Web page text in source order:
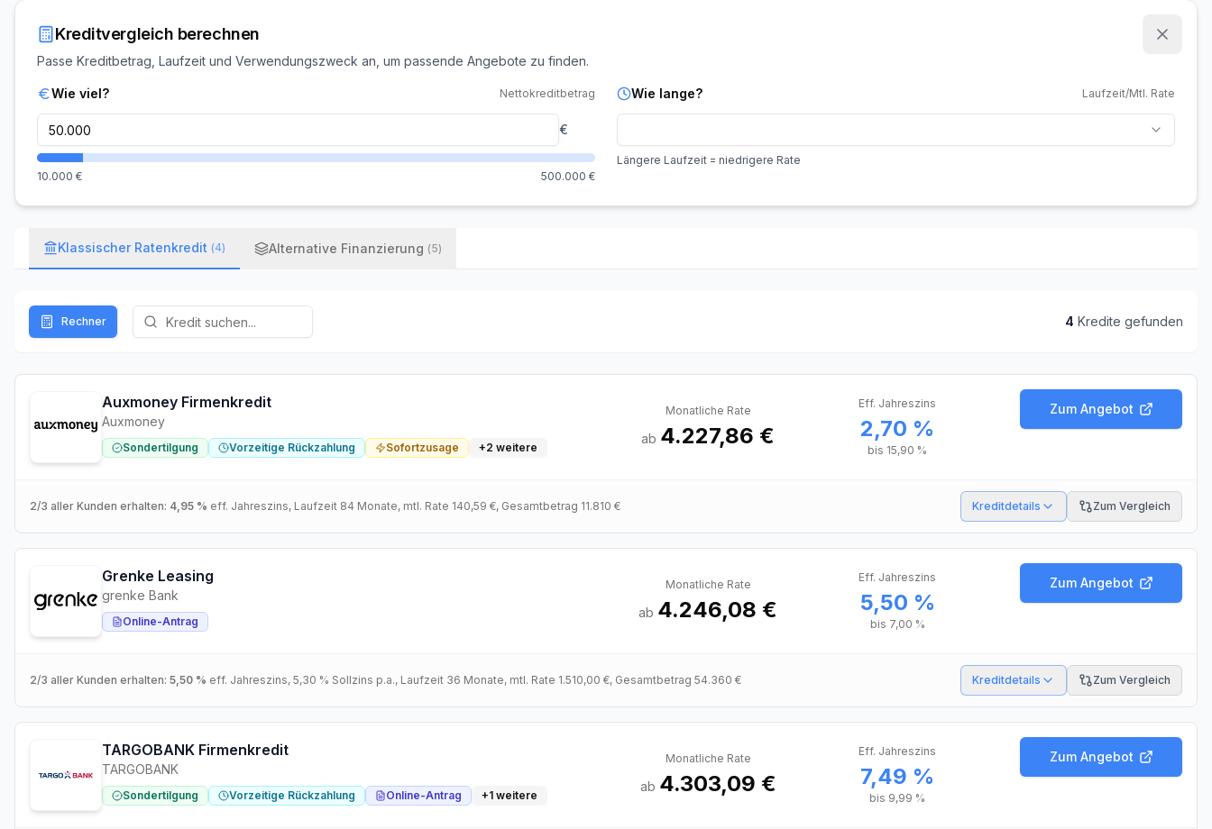
Kreditvergleich berechnen
Passe Kreditbetrag, Laufzeit und Verwendungszweck an, um passende Angebote zu finden.
Wie viel? Nettokreditbetrag
€
10.000 € 500.000 €
Wie lange? Laufzeit/Mtl. Rate
Längere Laufzeit = niedrigere Rate
Klassischer Ratenkredit (4) Alternative Finanzierung (5)
Rechner 4 Kredite gefunden
Auxmoney Firmenkredit
Auxmoney
Sondertilgung Vorzeitige Rückzahlung Sofortzusage +2 weitere
Monatliche Rate
ab 4.227,86 €
Eff. Jahreszins
2,70 %
bis 15,90 %
Zum Angebot
2/3 aller Kunden erhalten: 4,95 % eff. Jahreszins, Laufzeit 84 Monate, mtl. Rate 140,59 €, Gesamtbetrag 11.810 € Kreditdetails Zum Vergleich
Grenke Leasing
grenke Bank
Online-Antrag
Monatliche Rate
ab 4.246,08 €
Eff. Jahreszins
5,50 %
bis 7,00 %
Zum Angebot
2/3 aller Kunden erhalten: 5,50 % eff. Jahreszins, 5,30 % Sollzins p.a., Laufzeit 36 Monate, mtl. Rate 1.510,00 €, Gesamtbetrag 54.360 € Kreditdetails Zum Vergleich
TARGOBANK Firmenkredit
TARGOBANK
Sondertilgung Vorzeitige Rückzahlung Online-Antrag +1 weitere
Monatliche Rate
ab 4.303,09 €
Eff. Jahreszins
7,49 %
bis 9,99 %
Zum Angebot